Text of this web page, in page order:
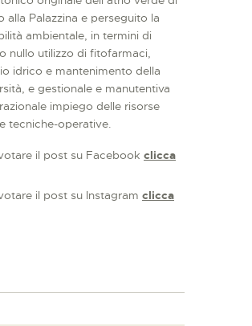
alla Palazzina e perseguito la
ambientale, in termini di
nullo utilizzo di fitofarmaci,
idrico e mantenimento della
e gestionale e manutentiva
impiego delle risorse
tecniche-operative.
il post su Facebook clicca
il post su Instagram clicca